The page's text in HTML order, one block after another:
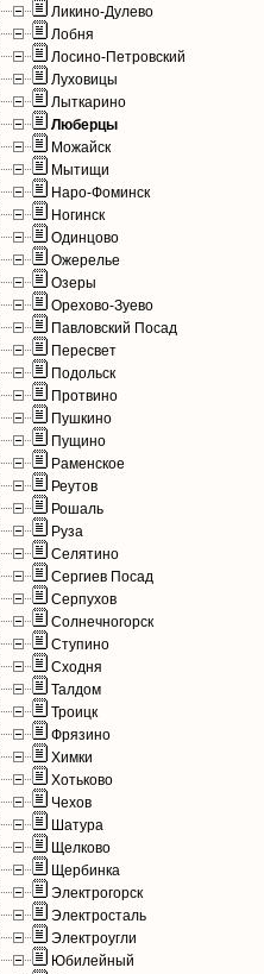
Ликино-Дулево
Лобня
Лосино-Петровский
Луховицы
Лыткарино
Люберцы
Можайск
Мытищи
Наро-Фоминск
Ногинск
Одинцово
Ожерелье
Озеры
Орехово-Зуево
Павловский Посад
Пересвет
Подольск
Протвино
Пушкино
Пущино
Раменское
Реутов
Рошаль
Руза
Селятино
Сергиев Посад
Серпухов
Солнечногорск
Ступино
Сходня
Талдом
Троицк
Фрязино
Химки
Хотьково
Чехов
Шатура
Щелково
Щербинка
Электрогорск
Электросталь
Электроугли
Юбилейный